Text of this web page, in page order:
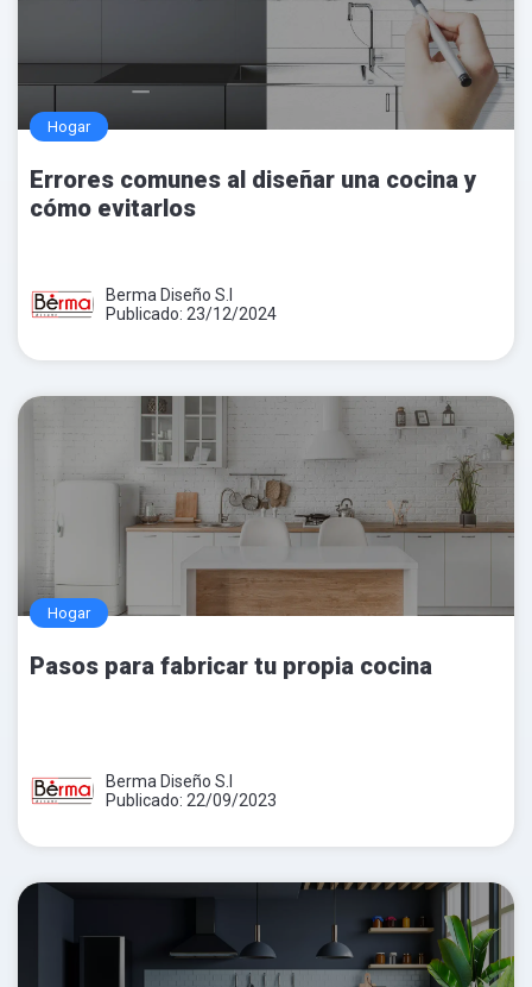
Hogar
Errores comunes al diseñar una cocina y
cómo evitarlos
Berma Diseño S.l
Publicado: 23/12/2024
Hogar
Pasos para fabricar tu propia cocina
Berma Diseño S.l
Publicado: 22/09/2023